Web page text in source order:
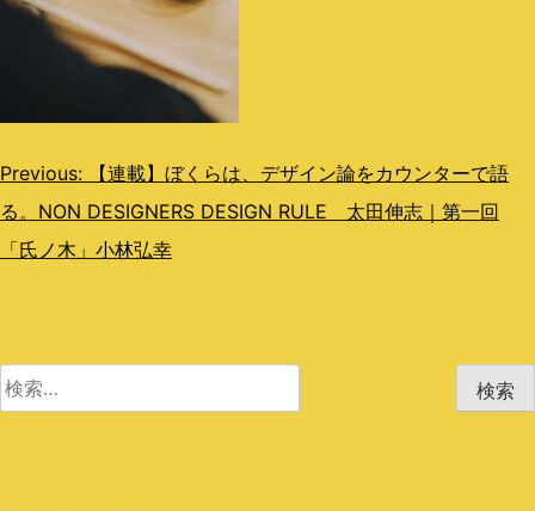
投
稿
ナ
ゲ
ー
Previous:
【連載】ぼくらは、デザイン論をカウンターで語
る。NON DESIGNERS DESIGN RULE 太田伸志｜第一回
「氏ノ木」小林弘幸
検